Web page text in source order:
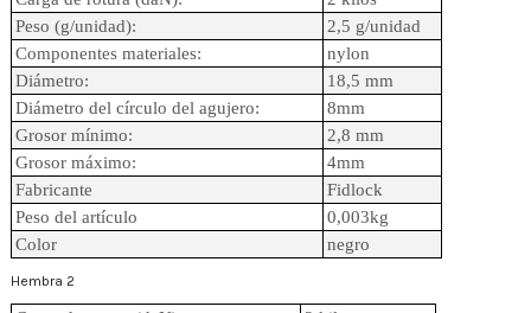
Peso (g/unidad):
2,5 g/unidad
Componentes materiales:
nylon
Diámetro:
18,5 mm
Diámetro del círculo del agujero:
8mm
Grosor mínimo:
2,8 mm
Grosor máximo:
4mm
Fabricante
Fidlock
Peso del artículo
0,003kg
Color
negro
Hembra 2